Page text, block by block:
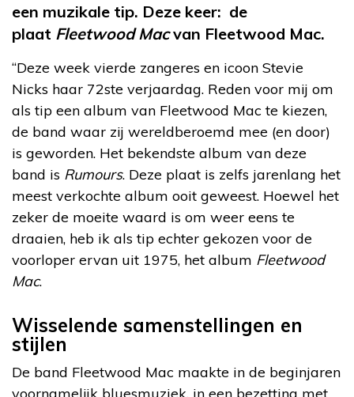
een muzikale tip. Deze keer: de
plaat Fleetwood Macvan Fleetwood Mac.
“Deze week vierde zangeres en icoon Stevie
Nicks haar 72ste verjaardag. Reden voor mij om
als tip een album van Fleetwood Mac te kiezen,
de band waar zij wereldberoemd mee (en door)
is geworden. Het bekendste album van deze
band is Rumours. Deze plaat is zelfs jarenlang het
meest verkochte album ooit geweest. Hoewel het
zeker de moeite waard is om weer eens te
draaien, heb ik als tip echter gekozen voor de
voorloper ervan uit 1975, het album Fleetwood
Mac.
Wisselende samenstellingen en
stijlen
De band Fleetwood Mac maakte in de beginjaren
voornamelijk bluesmuziek, in een bezetting met